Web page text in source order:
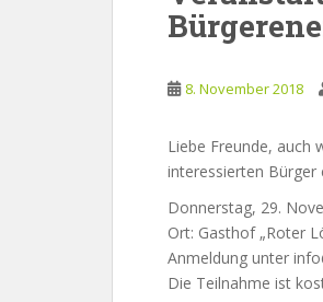
8. November 2018
Liebe Freunde, auch
interessierten Bürger
Donnerstag, 29.
Ort: Gasthof „Roter
Anmeldung unter
Die Teilnahme ist